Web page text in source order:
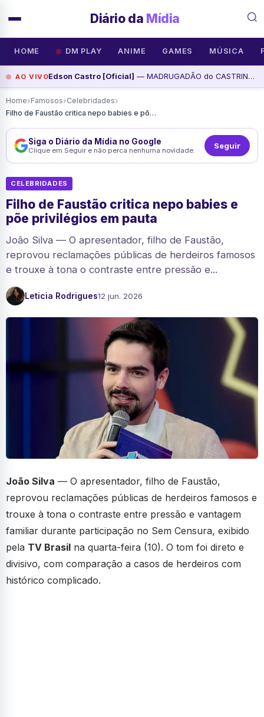
Diário da Mídia
HOME DM PLAY ANIME GAMES MÚSICA
AO VIVOEdson Castro [Oficial] — MADRUGADÃO do CASTRINHO 08.08.2026, assista agora
Home›Famosos›Celebridades›
Filho de Faustão critica nepo babies e põe privilégios em pauta
Siga o Diário da Mídia no Google
Clique em Seguir e não perca nenhuma novidade. Seguir
CELEBRIDADES
Filho de Faustão critica nepo babies e
põe privilégios em pauta
João Silva — O apresentador, filho de Faustão,
reprovou reclamações públicas de herdeiros famosos
e trouxe à tona o contraste entre pressão e...
Leticia Rodrigues12 jun. 2026
João Silva — O apresentador, filho de Faustão,
reprovou reclamações públicas de herdeiros famosos e
trouxe à tona o contraste entre pressão e vantagem
familiar durante participação no Sem Censura, exibido
pela TV Brasil na quarta-feira (10). O tom foi direto e
divisivo, com comparação a casos de herdeiros com
histórico complicado.